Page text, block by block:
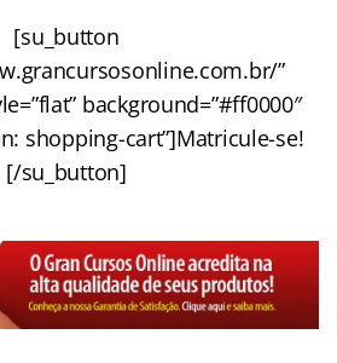
[su_button
”
background=”#ff0000″
shopping-cart”]Matricule-se!
[/su_button]